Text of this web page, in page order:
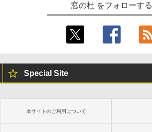
窓の杜 をフォローする
Special Site
本サイトのご利用について